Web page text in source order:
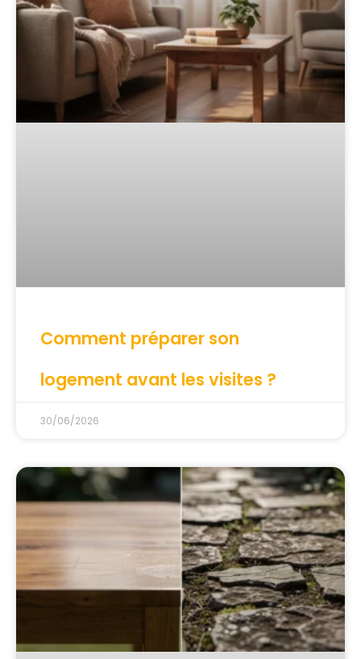
Comment préparer son
logement avant les visites ?
30/06/2026